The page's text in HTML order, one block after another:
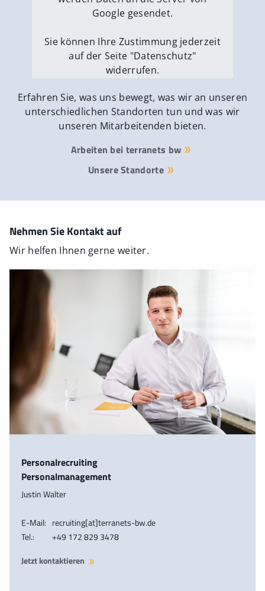
Google gesendet.
Sie können Ihre Zustimmung jederzeit
auf der Seite "Datenschutz"
widerrufen.
Externe Medien erlauben
Erfahren Sie, was uns bewegt, was wir an unseren
unterschiedlichen Standorten tun und was wir
unseren Mitarbeitenden bieten.
Arbeiten bei terranets bw
Unsere Standorte
Nehmen Sie Kontakt auf
Wir helfen Ihnen gerne weiter.
Personalrecruiting
Personalmanagement
Justin Walter
E-Mail: recruiting[at]terranets-bw.de
Tel.:
+49 172 829 3478
Jetzt kontaktieren